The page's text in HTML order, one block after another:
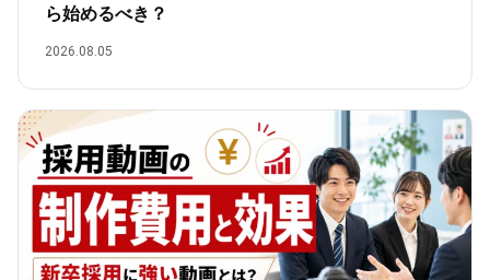
ら始めるべき？
2026.08.05